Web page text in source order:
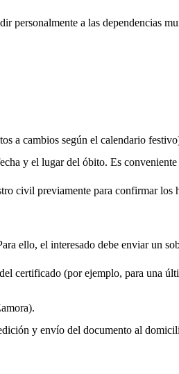
personalmente a las dependencias
a cambios según el calendario
y el lugar del óbito. Es
civil previamente para confirmar
ello, el interesado debe enviar un
certificado (por ejemplo, para una
y envío del documento al